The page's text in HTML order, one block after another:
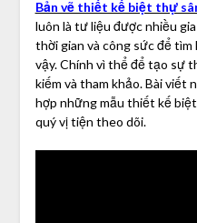
Bản vẽ thiết kế biệt thự
luôn là tư liệu được nhiều
thời gian và công sức để
vậy. Chính vì thể để tạo sự
kiếm và tham khảo. Bài viết
hợp những mẫu thiết kế
quý vị tiện theo dõi.